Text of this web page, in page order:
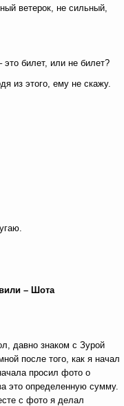
ветерок, не сильный,
билет, или не билет?
из этого, ему не скажу.
– Шота
давно знаком с Зурой
после того, как я начал
просил фото о
это определенную сумму.
с фото я делал